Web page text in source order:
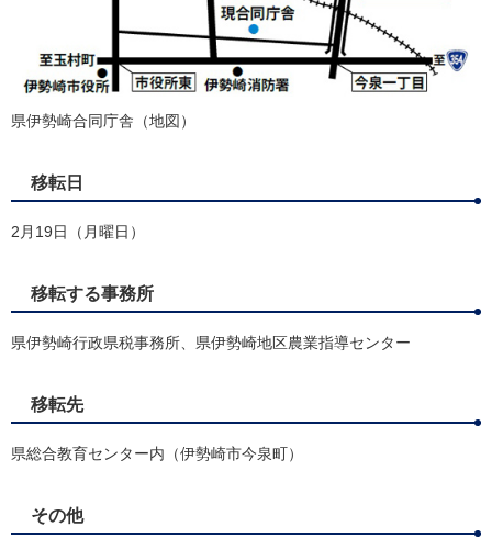
県伊勢崎合同庁舎（地図）
移転日
2月19日（月曜日）
移転する事務所
県伊勢崎行政県税事務所、県伊勢崎地区農業指導センター
移転先
県総合教育センター内（伊勢崎市今泉町）
その他